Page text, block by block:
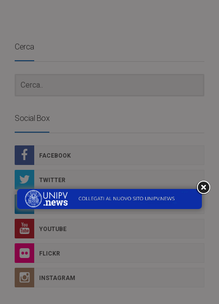
Cerca
Social Box
FACEBOOK
TWITTER
LINKEDIN
YOUTUBE
FLICKR
INSTAGRAM